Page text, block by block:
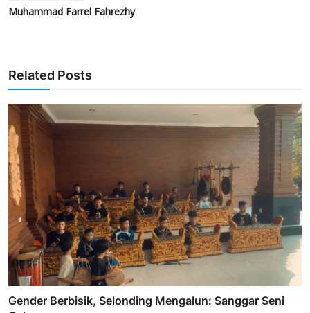
Muhammad Farrel Fahrezhy
Related Posts
Gender Berbisik, Selonding Mengalun: Sanggar Seni